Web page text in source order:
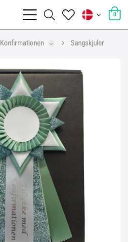
0
Konfirmationen Sangskjuler